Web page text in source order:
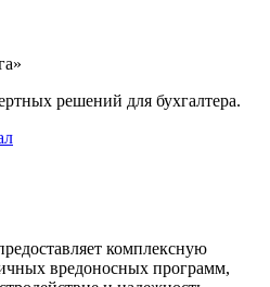
решений для бухгалтера.
комплексную
вредоносных программ,